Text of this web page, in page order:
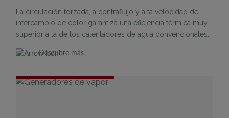
La circulación forzada, a contraflujo y alta velocidad de
intercambio de color garantiza una eficiencia térmica muy
superior a la de los calentadores de agua convencionales.
Descubre más